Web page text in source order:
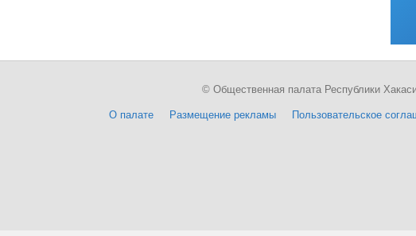
О палате Размещение рекламы Пользовательское
© Общественная палата Республики